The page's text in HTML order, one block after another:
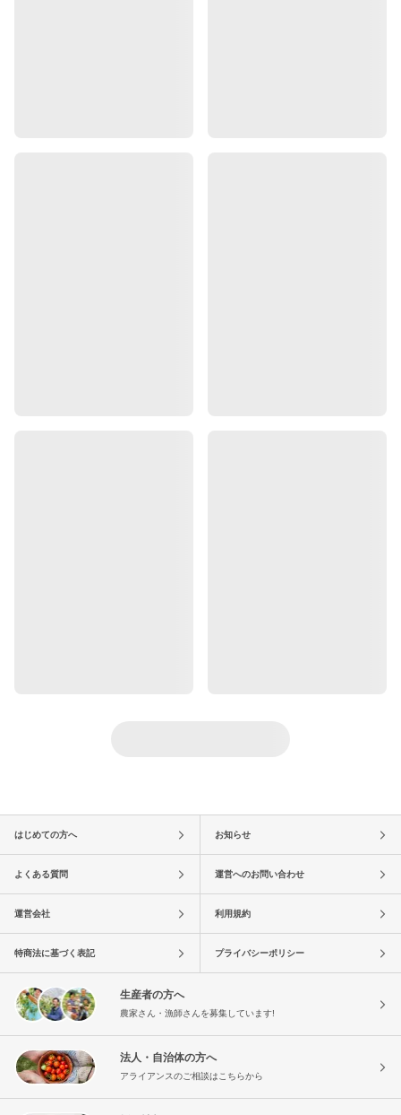
はじめての方へ お知らせ
よくある質問 運営へのお問い合わせ
運営会社 利用規約
特商法に基づく表記 プライバシーポリシー
生産者の方へ
農家さん・漁師さんを募集しています!
法人・自治体の方へ
アライアンスのご相談はこちらから